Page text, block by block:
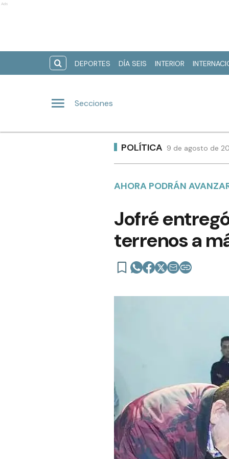
Ads
DEPORTES DÍA SEIS INTERIOR
Secciones
POLÍTICA 9 de agosto de
AHORA PODRÁN
Jofré
terrenos a